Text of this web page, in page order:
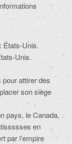
États-Unis.
Unis.
attirer des
son siège
pays, le Canada,
en
par l’empire